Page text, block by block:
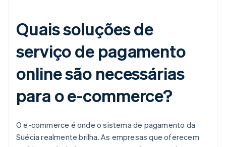
Quais soluções de
serviço de pagamento
online são necessárias
para o e-commerce?
O e-commerce é onde o sistema de pagamento da
Suécia realmente brilha. As empresas que oferecem